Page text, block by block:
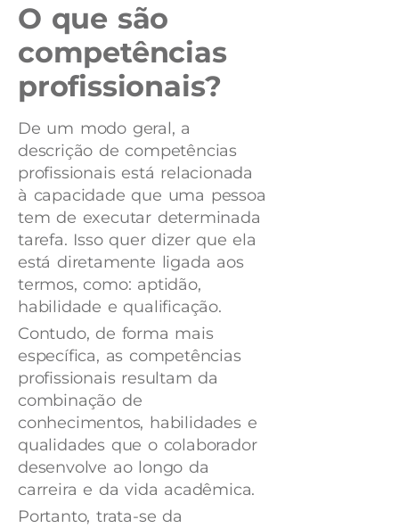
O que são
competências
profissionais?
De um modo geral, a
descrição de competências
profissionais está relacionada
à capacidade que uma pessoa
tem de executar determinada
tarefa. Isso quer dizer que ela
está diretamente ligada aos
termos, como: aptidão,
habilidade e qualificação.
Contudo, de forma mais
específica, as competências
profissionais resultam da
combinação de
conhecimentos, habilidades e
qualidades que o colaborador
desenvolve ao longo da
carreira e da vida acadêmica.
Portanto, trata-se da